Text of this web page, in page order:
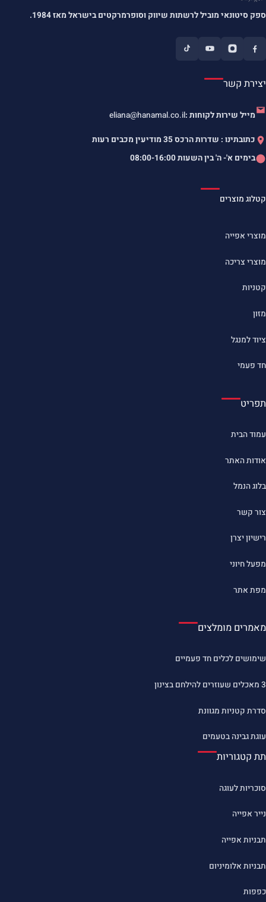
ספק סיטונאי מוביל לרשתות שיווק וסופרמרקטים בישראל מאז 1984.
יצירת קשר
מייל שירות לקוחות :eliana@hanamal.co.il
כתובתינו : שדרות הרכס 35 מודיעין מכבים רעות
בימים א'- ה' בין השעות08:00-16:00
קטלוג מוצרים
מוצרי אפייה
מוצרי צריכה
קטניות
מזון
ציוד למנגל
חד פעמי
תפריט
עמוד הבית
אודות האתר
בלוג הנמל
צור קשר
רישיון יצרן
מפעל חיוני
מפת אתר
מאמרים מומלצים
שימושים לכלים חד פעמיים
3 מאכלים שעוזרים להילחם בצינון
סדרת קטניות מגוונת
עוגת גבינה בטעמים
תת קטגוריות
סוכריות לעוגה
נייר אפייה
תבניות אפייה
תבניות אלומיניום
כפפות